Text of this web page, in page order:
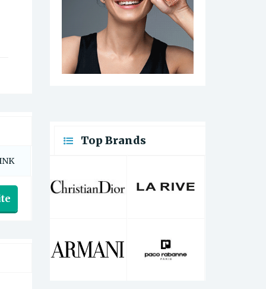
Top Brands